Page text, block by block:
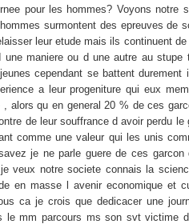
pour les hommes? Voyons notre
surmontent des epreuves de
leur etude mais ils continuent
maniere ou d une autre au stupe
cependant se battent durement
a leur progeniture qui eux
alors qu en general 20 % de ces
de leur souffrance d avoir perdu le
comme une valeur qui les unis
je ne parle guere de ces garcon
veux notre societe connais la
en masse l avenir economique et
ca je crois que dedicacer une
mm parcours ms son svt victime